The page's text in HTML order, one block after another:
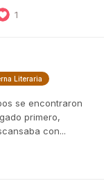
1
Literaria
se encontraron
primero,
con...